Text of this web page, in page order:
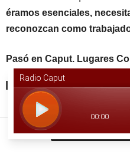
éramos esenciales,
reconozcan como
Pasó en Caput. Lugares
ACTUALIDAD
CONCIENCIA ANIMAL
RÉGIMEN DE PASEADORES DE PERROS
Artículos